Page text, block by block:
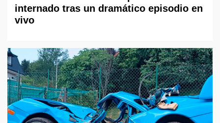
internado tras un dramático episodio en
vivo